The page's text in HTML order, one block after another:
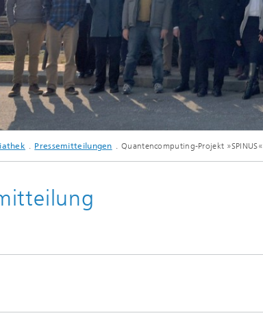
Meetings, das diese mal in Trento, Italien, stattfand, diskutierte
Pressemitteilungen Quantencomputing-Projekt